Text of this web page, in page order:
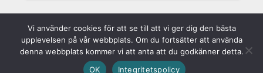
Sveriges Fiskevattenägareförbund • Borgmästaregatan 9, 371 15
Karlskrona • info@vattenagarna.se • 0455-300 312 • Org.Nr:
802010-8588 || Produktion: Alvega & Co AB ||
Vi använder cookies för att se till att vi ger dig den bästa
upplevelsen på vår webbplats. Om du fortsätter att använda
denna webbplats kommer vi att anta att du godkänner detta.
OK
Integritetspolicy